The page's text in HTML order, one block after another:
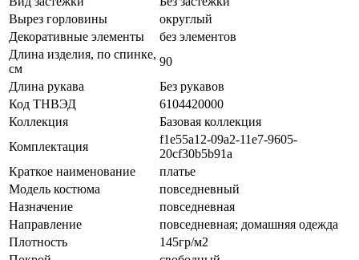
Вырез горловины
округлый
Декоративные элементы
без элементов
Длина изделия, по спинке,
см
90
Длина рукава
Без рукавов
Код ТНВЭД
6104420000
Коллекция
Базовая коллекция
Комплектация
f1e55a12-09a2-11e7-9605-
20cf30b5b91a
Краткое наименование
платье
Модель костюма
повседневный
Назначение
повседневная
Направление
повседневная; домашняя одежда
Плотность
145гр/м2